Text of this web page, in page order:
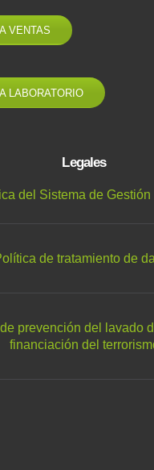
VENTAS
LABORATORIO
Legales
del Sistema de Gestión
de tratamiento de
prevención del lavado
financiación del